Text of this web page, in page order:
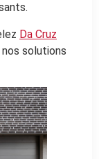
Da Cruz
solutions